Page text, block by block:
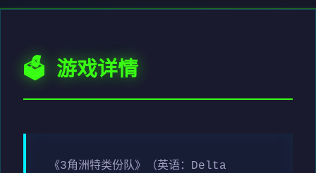
🗳️ 游戏详情
《3角洲特类份队》（英语：Delta